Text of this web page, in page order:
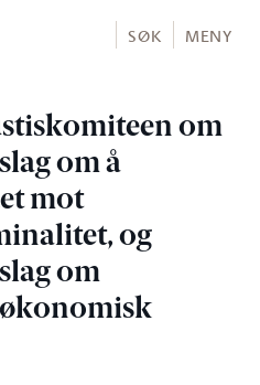
SØK MENY
om
om å
mot
og
om